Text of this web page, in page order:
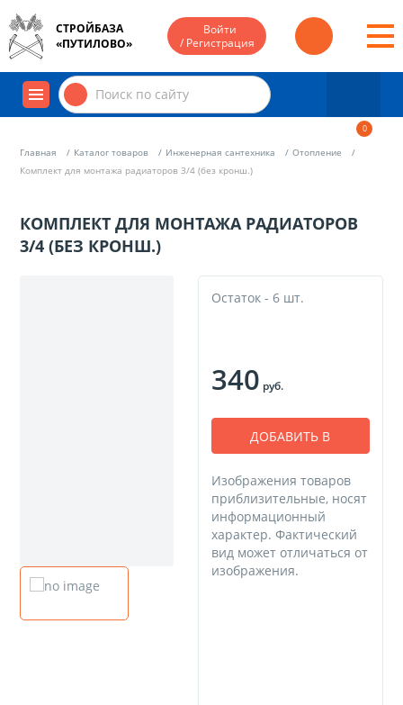
СТРОЙБАЗА
«ПУТИЛОВО»
Войти
/ Регистрация
0
Главная Каталог товаров Инженерная сантехника
Отопление
Комплект для монтажа радиаторов 3/4 (без кронш.)
КОМПЛЕКТ ДЛЯ МОНТАЖА РАДИАТОРОВ
3/4 (БЕЗ КРОНШ.)
Остаток - 6 шт.
340 руб.
ДОБАВИТЬ В
Изображения товаров
приблизительные, носят
информационный
характер. Фактический
вид может отличаться от
изображения.